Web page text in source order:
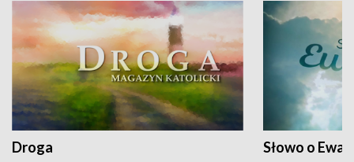
Droga Słowo o